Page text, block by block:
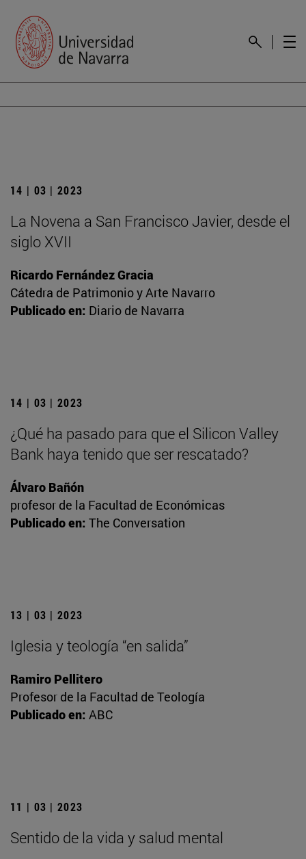
14 | 03 | 2023
La Novena a San Francisco Javier, desde el
siglo XVII
Ricardo Fernández Gracia
Cátedra de Patrimonio y Arte Navarro
Publicado en: Diario de Navarra
14 | 03 | 2023
¿Qué ha pasado para que el Silicon Valley
Bank haya tenido que ser rescatado?
Álvaro Bañón
profesor de la Facultad de Económicas
Publicado en: The Conversation
13 | 03 | 2023
Iglesia y teología “en salida”
Ramiro Pellitero
Profesor de la Facultad de Teología
Publicado en: ABC
11 | 03 | 2023
Sentido de la vida y salud mental